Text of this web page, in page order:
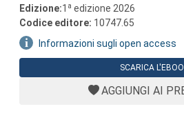
Edizione:1 a edizione 2026
Codice editore: 10747.65
Informazioni sugli open access
SCARICA
AGGIUNGI AI